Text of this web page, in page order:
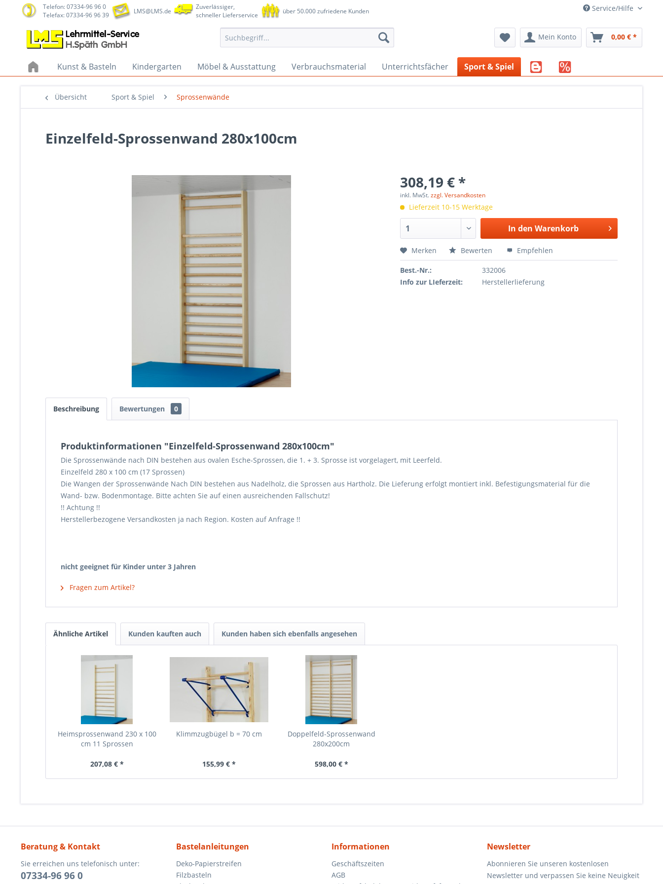
Telefon: 07334-96 96 0
Telefax: 07334-96 96 39
LMS@LMS.de
Zuverlässiger,
schneller Lieferservice
über 50.000 zufriedene Kunden Service/Hilfe
Mein Konto 0,00 € *
Kunst & Basteln Kindergarten Möbel & Ausstattung Verbrauchsmaterial Unterrichtsfächer Sport & Spiel
Übersicht Sport & Spiel Sprossenwände
Einzelfeld-Sprossenwand 280x100cm
308,19 € *
inkl. MwSt.zzgl. Versandkosten
Lieferzeit 10-15 Werktage
In den Warenkorb
Merken Bewerten Empfehlen
Best.-Nr.:
332006
Info zur LIeferzeit:
Herstellerlieferung
Beschreibung Bewertungen 0
Produktinformationen "Einzelfeld-Sprossenwand 280x100cm"
Die Sprossenwände nach DIN bestehen aus ovalen Esche-Sprossen, die 1. + 3. Sprosse ist vorgelagert, mit Leerfeld.
Einzelfeld 280 x 100 cm (17 Sprossen)
Die Wangen der Sprossenwände Nach DIN bestehen aus Nadelholz, die Sprossen aus Hartholz. Die Lieferung erfolgt montiert inkl. Befestigungsmaterial für die
Wand- bzw. Bodenmontage. Bitte achten Sie auf einen ausreichenden Fallschutz!
!! Achtung !!
Herstellerbezogene Versandkosten ja nach Region. Kosten auf Anfrage !!
nicht geeignet für Kinder unter 3 Jahren
Fragen zum Artikel?
Ähnliche Artikel Kunden kauften auch Kunden haben sich ebenfalls angesehen
Heimsprossenwand 230 x 100
cm 11 Sprossen
207,08 € *
Klimmzugbügel b = 70 cm
155,99 € *
Doppelfeld-Sprossenwand
280x200cm
598,00 € *
Beratung & Kontakt
Sie erreichen uns telefonisch unter:
07334-96 96 0
Bastelanleitungen
Deko-Papierstreifen
Filzbasteln
Informationen
Geschäftszeiten
AGB
Newsletter
Abonnieren Sie unseren kostenlosen
Newsletter und verpassen Sie keine Neuigkeit